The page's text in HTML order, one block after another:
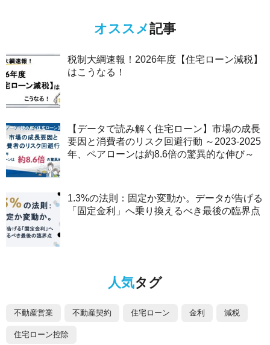
オススメ記事
税制大綱速報！2026年度【住宅ローン減税】
はこうなる！
【データで読み解く住宅ローン】市場の成長
要因と消費者のリスク回避行動 ～2023-2025
年、ペアローンは約8.6倍の驚異的な伸び～
1.3%の法則：固定か変動か。データが告げる
「固定金利」へ乗り換えるべき最後の臨界点
人気タグ
不動産営業 不動産契約 住宅ローン 金利 減税
住宅ローン控除